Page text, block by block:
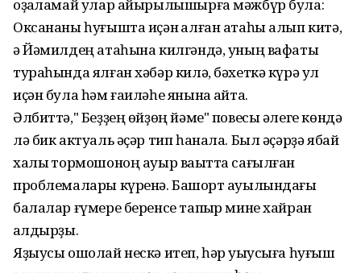
оҙаҡламай улар айырылышырға мәжбүр була:
Оксананы һуғышта иҫән ҡалған атаһы алып китә,
ә Йәмилдең атаһына килгәндә, уның вафаты
тураһында ялған хәбәр килә, бәхеткә күрә ул
иҫән була һәм ғаиләһе янына ҡайта.
Әлбиттә," Беҙҙең өйҙөң йәме" повесы әлеге көндә
лә бик актуаль әҫәр тип һанала. Был әҫәрҙә ябай
халыҡ тормошоноң ауыр ваҡытта сағылған
проблемалары күренә. Башҡорт ауылындағы
балалар ғүмере беренсе тапҡыр мине хайран
ҡалдырҙы.
Яҙыусы ошолай нескә итеп, һәр уҡыусыға һуғыш